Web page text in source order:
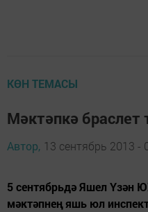
КӨН ТЕМАСЫ
Мәктәпкә браслет
Автор, 13 сентябрь 2013 -
5 сентябрьдә Яшел Үзән
мәктәпнең яшь юл